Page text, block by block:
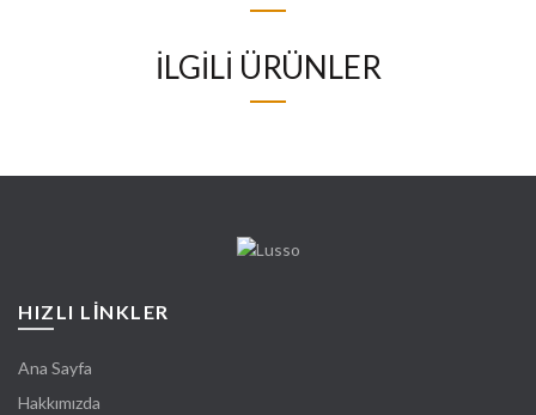
İLGILI ÜRÜNLER
HIZLI LİNKLER
Ana Sayfa
Hakkımızda